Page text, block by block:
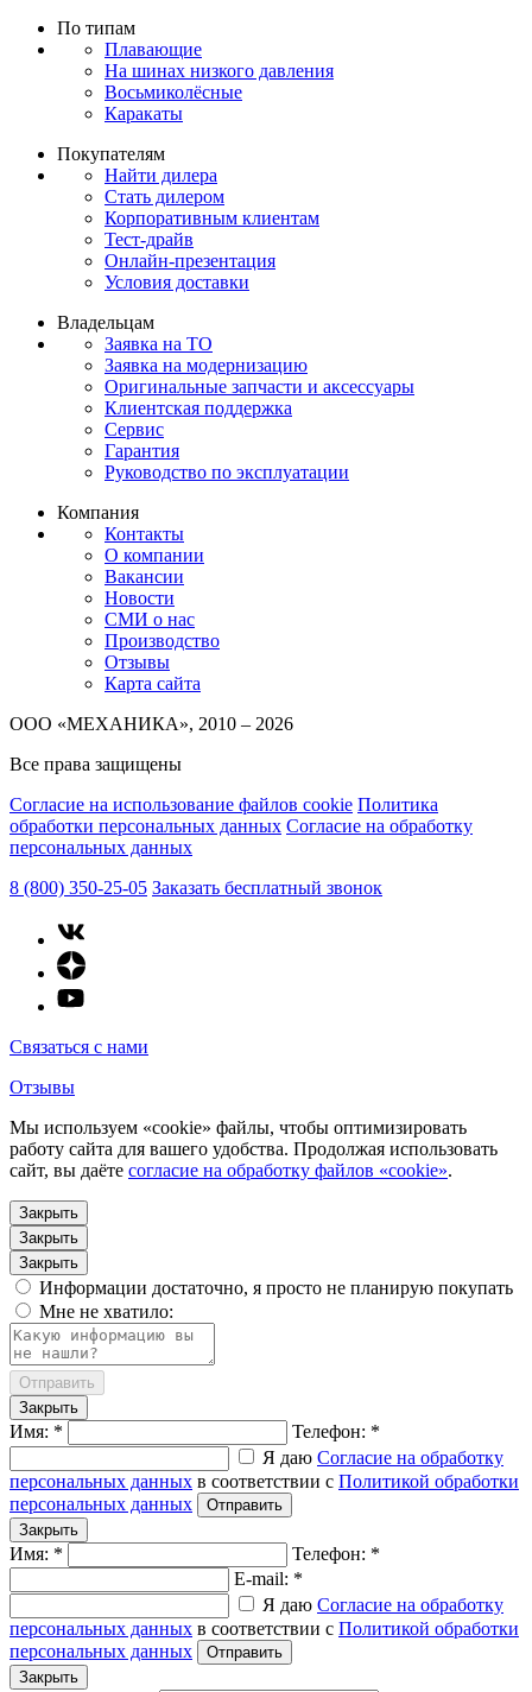
По типам
Плавающие
На шинах низкого давления
Восьмиколёсные
Каракаты
Покупателям
Найти дилера
Стать дилером
Корпоративным клиентам
Тест-драйв
Онлайн-презентация
Условия доставки
Владельцам
Заявка на ТО
Заявка на модернизацию
Оригинальные запчасти и аксессуары
Клиентская поддержка
Сервис
Гарантия
Руководство по эксплуатации
Компания
Контакты
О компании
Вакансии
Новости
СМИ о нас
Производство
Отзывы
Карта сайта
ООО «МЕХАНИКА», 2010 – 2026
Все права защищены
Согласие на использование файлов cookie Политика
обработки персональных данных Согласие на обработку
персональных данных
8 (800) 350-25-05 Заказать бесплатный звонок
Связаться с нами
Отзывы
Мы используем «cookie» файлы, чтобы оптимизировать
работу сайта для вашего удобства. Продолжая использовать
сайт, вы даёте согласие на обработку файлов «cookie».
Закрыть
Закрыть
Закрыть
Информации достаточно, я просто не планирую покупать
Мне не хватило:
Отправить
Закрыть
Имя: *
Телефон: *
Я даю Согласие на обработку
персональных данных в соответствии с Политикой обработки
персональных данных
Отправить
Закрыть
Имя: *
Телефон: *
E-mail: *
Я даю Согласие на обработку
персональных данных в соответствии с Политикой обработки
персональных данных
Отправить
Закрыть